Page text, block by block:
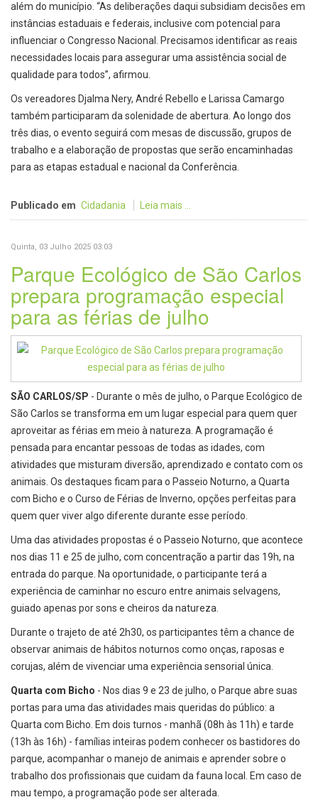
além do município. “As deliberações daqui subsidiam decisões em
instâncias estaduais e federais, inclusive com potencial para
influenciar o Congresso Nacional. Precisamos identificar as reais
necessidades locais para assegurar uma assistência social de
qualidade para todos”, afirmou.
Os vereadores Djalma Nery, André Rebello e Larissa Camargo
também participaram da solenidade de abertura. Ao longo dos
três dias, o evento seguirá com mesas de discussão, grupos de
trabalho e a elaboração de propostas que serão encaminhadas
para as etapas estadual e nacional da Conferência.
Publicado em Cidadania Leia mais ...
Quinta, 03 Julho 2025 03:03
Parque Ecológico de São Carlos
prepara programação especial
para as férias de julho
SÃO CARLOS/SP - Durante o mês de julho, o Parque Ecológico de
São Carlos se transforma em um lugar especial para quem quer
aproveitar as férias em meio à natureza. A programação é
pensada para encantar pessoas de todas as idades, com
atividades que misturam diversão, aprendizado e contato com os
animais. Os destaques ficam para o Passeio Noturno, a Quarta
com Bicho e o Curso de Férias de Inverno, opções perfeitas para
quem quer viver algo diferente durante esse período.
Uma das atividades propostas é o Passeio Noturno, que acontece
nos dias 11 e 25 de julho, com concentração a partir das 19h, na
entrada do parque. Na oportunidade, o participante terá a
experiência de caminhar no escuro entre animais selvagens,
guiado apenas por sons e cheiros da natureza.
Durante o trajeto de até 2h30, os participantes têm a chance de
observar animais de hábitos noturnos como onças, raposas e
corujas, além de vivenciar uma experiência sensorial única.
Quarta com Bicho - Nos dias 9 e 23 de julho, o Parque abre suas
portas para uma das atividades mais queridas do público: a
Quarta com Bicho. Em dois turnos - manhã (08h às 11h) e tarde
(13h às 16h) - famílias inteiras podem conhecer os bastidores do
parque, acompanhar o manejo de animais e aprender sobre o
trabalho dos profissionais que cuidam da fauna local. Em caso de
mau tempo, a programação pode ser alterada.